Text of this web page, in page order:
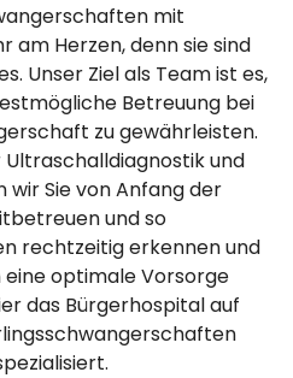
mit
am Herzen, denn sie sind
Unser Ziel als Team ist es,
Betreuung bei
zu gewährleisten.
und
wir Sie von Anfang der
und so
rechtzeitig erkennen und
eine optimale Vorsorge
das Bürger­hospitalauf